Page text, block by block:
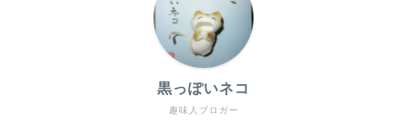
趣味人ブロガー
黒っぽいネコ